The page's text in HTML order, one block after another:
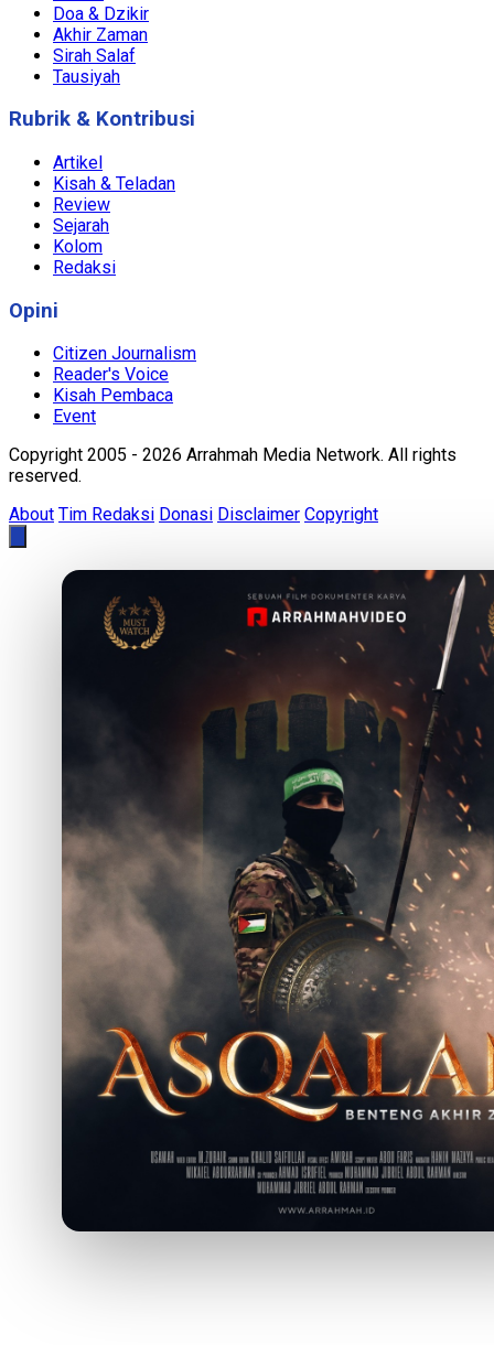
Doa & Dzikir
Akhir Zaman
Sirah Salaf
Tausiyah
Rubrik & Kontribusi
Artikel
Kisah & Teladan
Review
Sejarah
Kolom
Redaksi
Opini
Citizen Journalism
Reader's Voice
Kisah Pembaca
Event
Copyright 2005 - 2026 Arrahmah Media Network. All rights
reserved.
About Tim Redaksi Donasi Disclaimer Copyright